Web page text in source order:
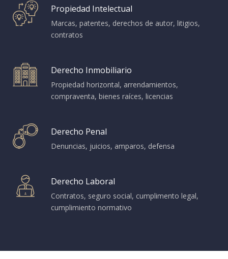
Propiedad Intelectual
Marcas, patentes, derechos de autor, litigios,
contratos
Derecho Inmobiliario
Propiedad horizontal, arrendamientos,
compraventa, bienes raíces, licencias
Derecho Penal
Denuncias, juicios, amparos, defensa
Derecho Laboral
Contratos, seguro social, cumplimento legal,
cumplimiento normativo